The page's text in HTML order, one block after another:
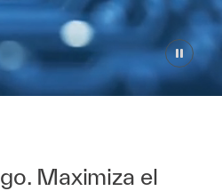
Maximiza el